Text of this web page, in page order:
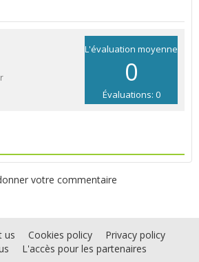
L'évaluation moyenne
0
Évaluations: 0
votre commentaire
us Cookies policy
Privacy policy
L'accès pour les partenaires